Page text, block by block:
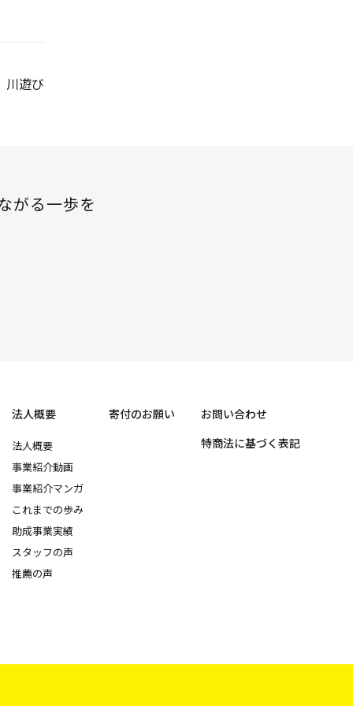
川遊び
がる一歩を
法人概要
法人概要
事業紹介動画
事業紹介マンガ
これまでの歩み
助成事業実績
スタッフの声
推薦の声
寄付のお願い
お問い合わせ
特商法に基づく表記